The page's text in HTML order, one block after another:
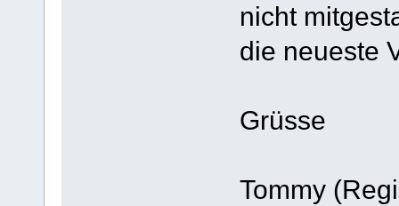
nicht
die neueste
Grüsse
Tommy